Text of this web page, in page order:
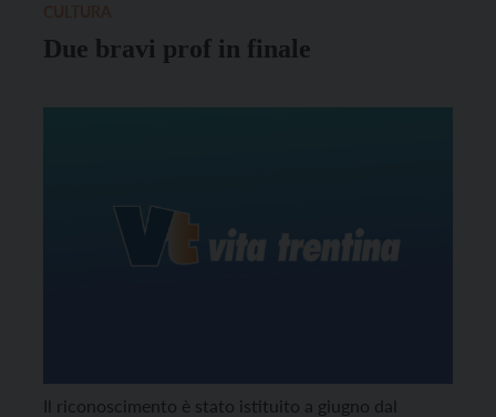
Due bravi prof in finale
Il riconoscimento è stato istituito a giugno dal